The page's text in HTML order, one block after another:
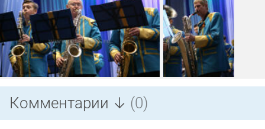
Комментарии ↓ (0)